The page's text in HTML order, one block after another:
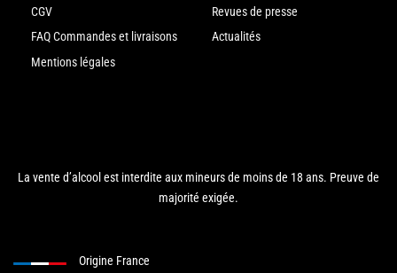
CGV
FAQ Commandes et livraisons
Mentions légales
Revues de presse
Actualités
La vente d’alcool est interdite aux mineurs de moins de 18 ans. Preuve de
majorité exigée.
Origine France